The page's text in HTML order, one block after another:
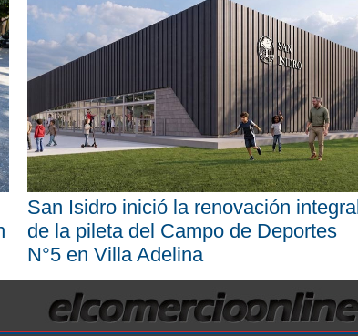
San Isidro inició la renovación integral
de la pileta del Campo de Deportes
N°5 en Villa Adelina